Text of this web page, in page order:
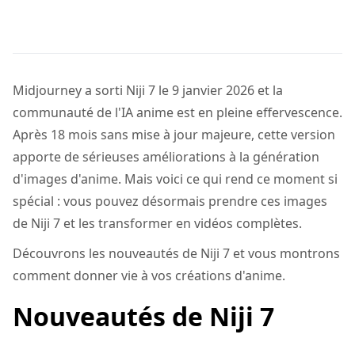
Midjourney a sorti Niji 7 le 9 janvier 2026 et la
communauté de l'IA anime est en pleine effervescence.
Après 18 mois sans mise à jour majeure, cette version
apporte de sérieuses améliorations à la génération
d'images d'anime. Mais voici ce qui rend ce moment si
spécial : vous pouvez désormais prendre ces images
de Niji 7 et les transformer en vidéos complètes.
Découvrons les nouveautés de Niji 7 et vous montrons
comment donner vie à vos créations d'anime.
Nouveautés de Niji 7